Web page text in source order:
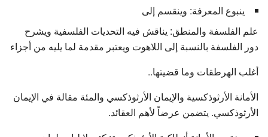
ينبوع المعرفة: وينقسم إلى
علم الفلسفة والمنطق: يناقش فيه التحديات الفلسفية ويشرح
دور الفلسفة بالنسبة إلى اللاهوت ويعتبر مقدمة لما يليه من أجزاء
أغلب الهرطقات وما قضيتها..
الأمانة الأرثوذكسية والإيمان الأرثوذكسي والمئة مقالة في الإيمان
الأرثوذكسي. يتضمن عرضاً لأهم العقائد.